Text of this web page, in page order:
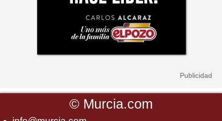
© Murcia.com